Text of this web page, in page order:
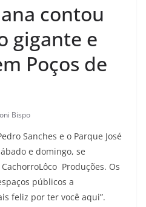
contou
gigante e
Poços de
Bispo
Sanches e o Parque José
e domingo, se
Produções. Os
públicos a
feliz por ter você aqui”.